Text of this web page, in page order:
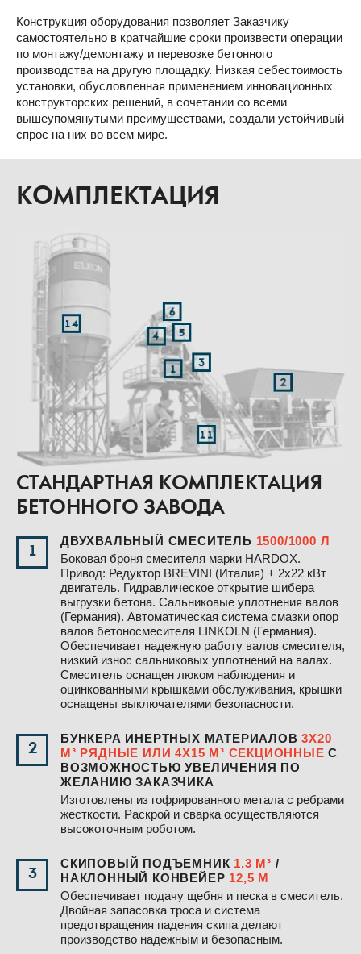
Конструкция оборудования позволяет Заказчику
самостоятельно в кратчайшие сроки произвести операции
по монтажу/демонтажу и перевозке бетонного
производства на другую площадку. Низкая себестоимость
установки, обусловленная применением инновационных
конструкторских решений, в сочетании со всеми
вышеупомянутыми преимуществами, создали устойчивый
спрос на них во всем мире.
КОМПЛЕКТАЦИЯ
СТАНДАРТНАЯ КОМПЛЕКТАЦИЯ
БЕТОННОГО ЗАВОДА
1
ДВУХВАЛЬНЫЙ СМЕСИТЕЛЬ 1500/1000 Л
Боковая броня смесителя марки HARDOX.
Привод: Редуктор BREVINI (Италия) + 2х22 кВт
двигатель. Гидравлическое открытие шибера
выгрузки бетона. Сальниковые уплотнения валов
(Германия). Автоматическая система смазки опор
валов бетоносмесителя LINKOLN (Германия).
Обеспечивает надежную работу валов смесителя,
низкий износ сальниковых уплотнений на валах.
Смеситель оснащен люком наблюдения и
оцинкованными крышками обслуживания, крышки
оснащены выключателями безопасности.
2
БУНКЕРА ИНЕРТНЫХ МАТЕРИАЛОВ3Х20
М³ РЯДНЫЕ ИЛИ 4Х15 М³ СЕКЦИОННЫЕ С
ВОЗМОЖНОСТЬЮ УВЕЛИЧЕНИЯ ПО
ЖЕЛАНИЮ ЗАКАЗЧИКА
Изготовлены из гофрированного метала с ребрами
жесткости. Раскрой и сварка осуществляются
высокоточным роботом.
3
СКИПОВЫЙ ПОДЪЕМНИК 1,3 М³ /
НАКЛОННЫЙ КОНВЕЙЕР 12,5 М
Обеспечивает подачу щебня и песка в смеситель.
Двойная запасовка троса и система
предотвращения падения скипа делают
производство надежным и безопасным.